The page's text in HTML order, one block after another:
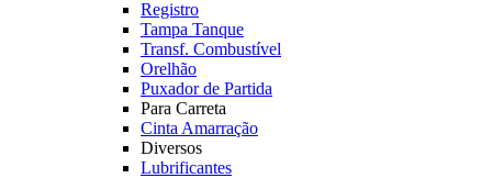
Registro
Tampa Tanque
Transf. Combustível
Orelhão
Puxador de Partida
Para Carreta
Cinta Amarração
Diversos
Lubrificantes